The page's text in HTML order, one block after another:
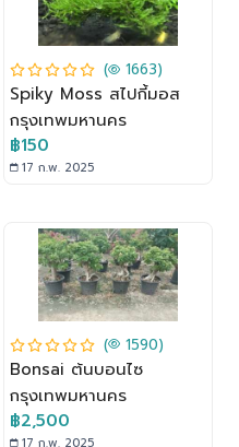
( 1663)
Spiky Moss สไปกี้มอส
กรุงเทพมหานคร
฿150
17 ก.พ. 2025
( 1590)
Bonsai ต้นบอนไซ
กรุงเทพมหานคร
฿2,500
17 ก.พ. 2025